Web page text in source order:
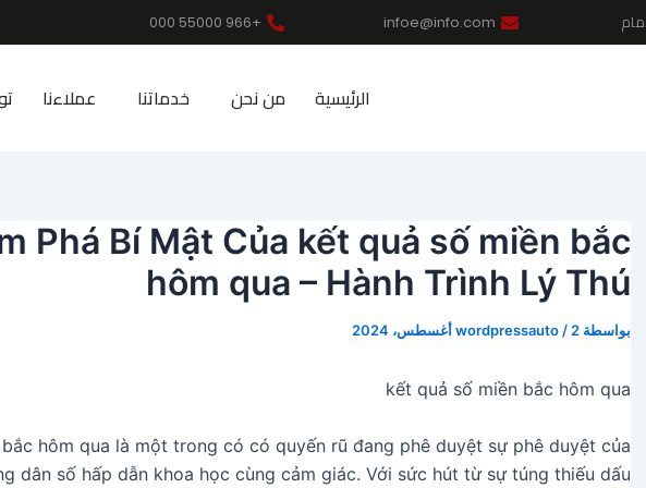
infoe@info.com
+966 55000 000
الرئيسية من نحن خدماتنا عملاءنا
Phá Bí Mật Của kết quả số miền bắc
hôm qua – Hành Trình Lý Thú
بواسطة wordpressauto / 2 أغسطس، 2024
kết quả số miền bắc hôm qua
hôm qua là một trong có có quyến rũ đang phê duyệt sự phê duyệt của
dân số hấp dẫn khoa học cùng cảm giác. Với sức hút từ sự túng thiếu dấu
navigation